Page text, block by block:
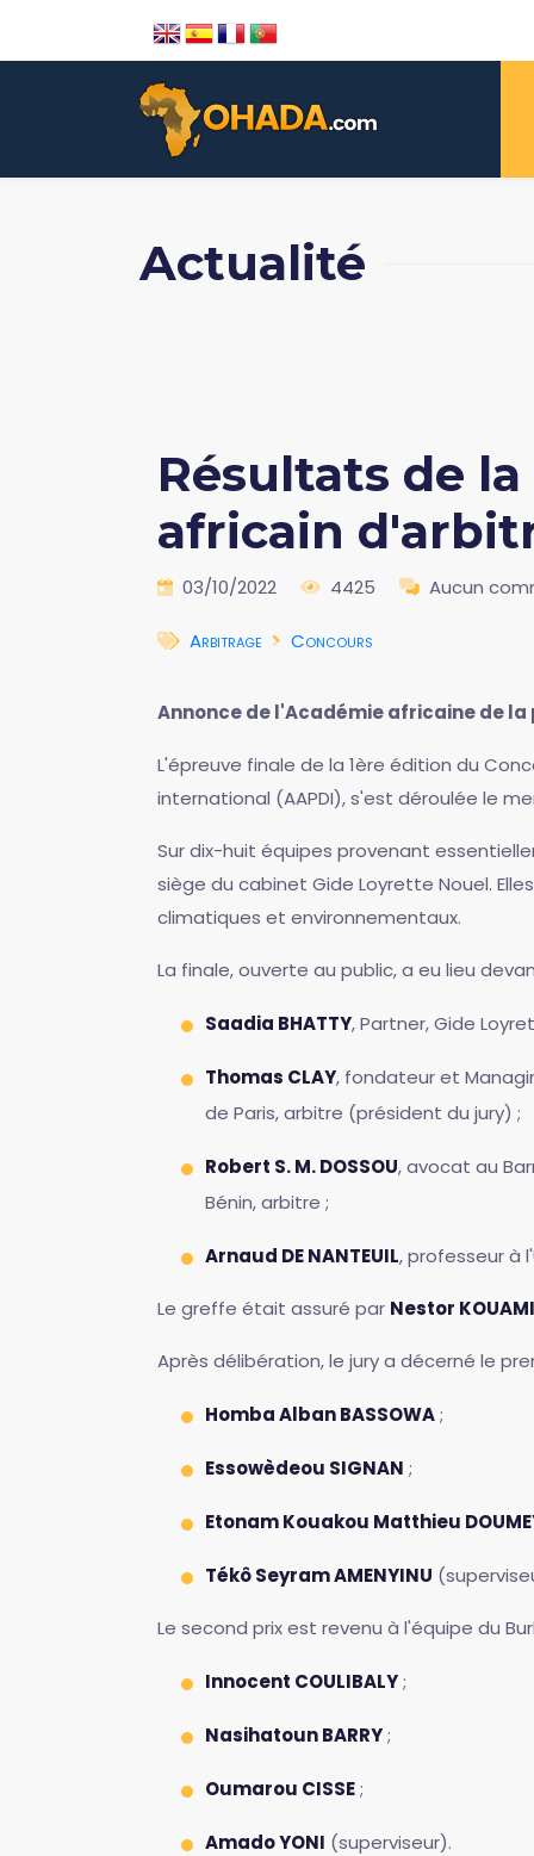
Actualité
Résultats de
africain
03/10/2022 4425 Aucun
Arbitrage Concours
Annonce de l'Académie africaine de
L'épreuve finale de la 1ère édition du
international (AAPDI), s'est déroulée le
Sur dix-huit équipes provenant
siège du cabinet Gide Loyrette Nouel.
climatiques et environnementaux.
La finale, ouverte au public, a eu lieu
Saadia BHATTY, Partner, Gide
Thomas CLAY, fondateur et
de Paris, arbitre (président du jury) ;
Robert S. M. DOSSOU, avocat au
Bénin, arbitre ;
Arnaud DE NANTEUIL, professeur à
Le greffe était assuré par Nestor KOUAMI
Après délibération, le jury a décerné le
Homba Alban BASSOWA;
Essowèdeou SIGNAN ;
Etonam Kouakou Matthieu
Tékô Seyram AMENYINU
Le second prix est revenu à l'équipe du
Innocent COULIBALY;
Nasihatoun BARRY;
Oumarou CISSE;
Amado YONI (superviseur).